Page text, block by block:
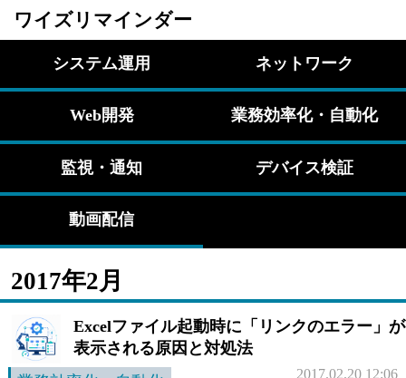
ワイズリマインダー
システム運用 ネットワーク
Web開発 業務効率化・自動化
監視・通知 デバイス検証
動画配信
2017年2月
Excelファイル起動時に「リンクのエラー」が
表示される原因と対処法
2017.02.20 12:06